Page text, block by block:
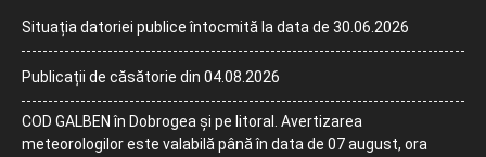
Situația datoriei publice întocmită la data de 30.06.2026
Publicații de căsătorie din 04.08.2026
COD GALBEN în Dobrogea și pe litoral. Avertizarea
meteorologilor este valabilă până în data de 07 august, ora